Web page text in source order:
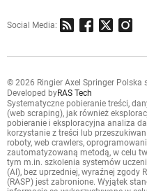
Social Media:
© 2026 Ringier Axel Springer Polska
Developed byRAS Tech
Systematyczne pobieranie treści,
(web scraping), jak również
pobieranie i eksploracyjna analiza
korzystanie z treści lub
roboty, web crawlers,
zautomatyzowaną metodą, w celu
tym m.in. szkolenia systemów
(AI), bez uprzedniej, wyraźnej zgody
(RASP) jest zabronione. Wyjątek